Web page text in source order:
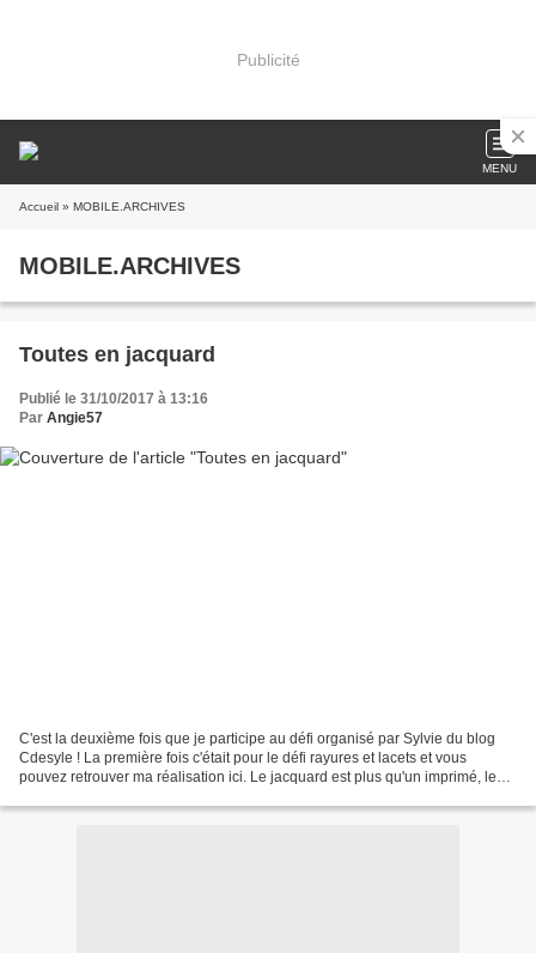
Publicité
MENU
Accueil » MOBILE.ARCHIVES
MOBILE.ARCHIVES
Toutes en jacquard
Publié le 31/10/2017 à 13:16
Par Angie57
C'est la deuxième fois que je participe au défi organisé par Sylvie du blog
Cdesyle ! La première fois c'était pour le défi rayures et lacets et vous
pouvez retrouver ma réalisation ici. Le jacquard est plus qu'un imprimé, le